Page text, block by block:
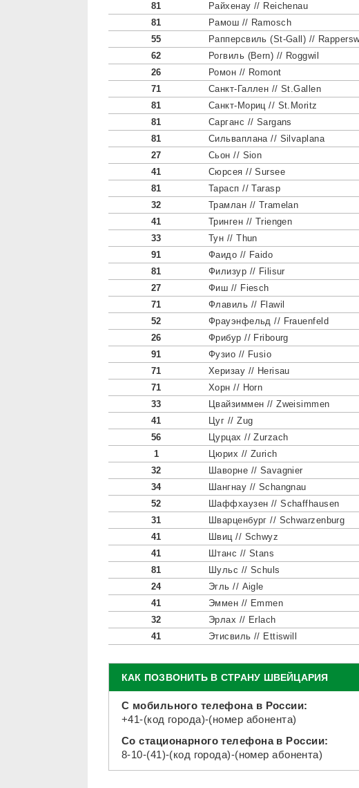
81
Райхенау // Reichenau
81
Рамош // Ramosch
55
Рапперсвиль (St-Gall) //
62
Рогвиль (Bern) // Roggwil
26
Ромон // Romont
71
Санкт-Галлен // St.Gallen
81
Санкт-Мориц // St.Moritz
81
Сарганс // Sargans
81
Сильваплана // Silvaplana
27
Сьон // Sion
41
Сюрсея // Sursee
81
Тарасп // Tarasp
32
Трамлан // Tramelan
41
Тринген // Triengen
33
Тун // Thun
91
Фаидо // Faido
81
Филизур // Filisur
27
Фиш // Fiesch
71
Флавиль // Flawil
52
Фрауэнфельд // Frauenfeld
26
Фрибур // Fribourg
91
Фузио // Fusio
71
Херизау // Herisau
71
Хорн // Horn
33
Цвайзиммен // Zweisimmen
41
Цуг // Zug
56
Цурцах // Zurzach
1
Цюрих // Zurich
32
Шаворне // Savagnier
34
Шангнау // Schangnau
52
Шаффхаузен // Schaffhausen
31
Шварценбург // Schwarzenburg
41
Швиц // Schwyz
41
Штанс // Stans
81
Шульс // Schuls
24
Эгль // Aigle
41
Эммен // Emmen
32
Эрлах // Erlach
41
Этисвиль // Ettiswill
КАК ПОЗВОНИТЬ В СТРАНУ ШВЕЙЦАРИЯ
С мобильного телефона в России:
+41-(код города)-(номер абонента)
Со стационарного телефона в России:
8-10-(41)-(код города)-(номер абонента)